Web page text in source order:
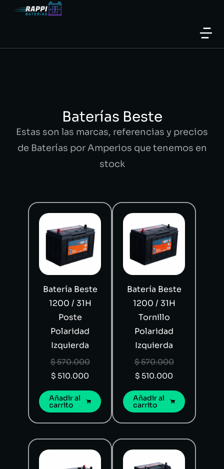
Baterías Beste
Estas son las marcas, referencias y precios
de Baterías por Amperios que tenemos en
stock
Batería Beste
1200 / 31H
Poste
Polaridad
Izquierda
$570.000
$ 510.000
Añadir al
carrito
Batería Beste
1200 / 31H
Tornillo
Polaridad
Izquierda
$570.000
$ 510.000
Añadir al
carrito